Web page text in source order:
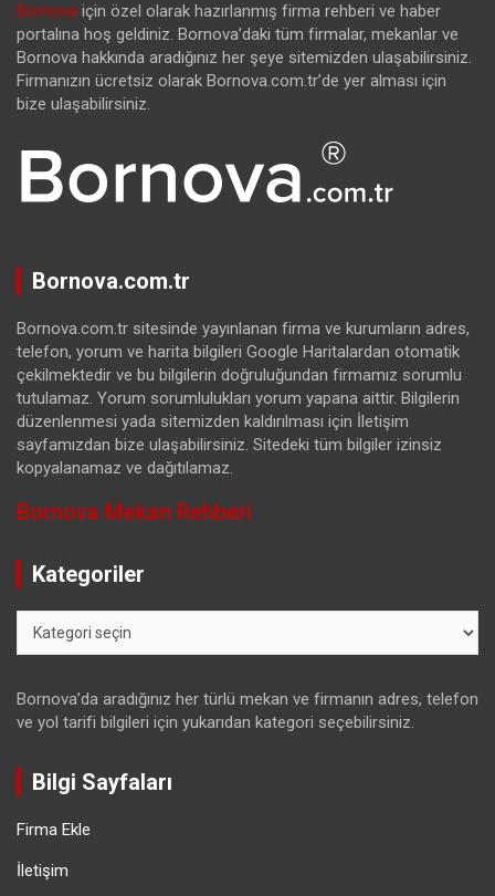
Bornova için özel olarak hazırlanmış firma rehberi ve haber
portalına hoş geldiniz. Bornova’daki tüm firmalar, mekanlar ve
Bornova hakkında aradığınız her şeye sitemizden ulaşabilirsiniz.
Firmanızın ücretsiz olarak Bornova.com.tr’de yer alması için
bize ulaşabilirsiniz.
Bornova.com.tr
Bornova.com.tr sitesinde yayınlanan firma ve kurumların adres,
telefon, yorum ve harita bilgileri Google Haritalardan otomatik
çekilmektedir ve bu bilgilerin doğruluğundan firmamız sorumlu
tutulamaz. Yorum sorumlulukları yorum yapana aittir. Bilgilerin
düzenlenmesi yada sitemizden kaldırılması için İletişim
sayfamızdan bize ulaşabilirsiniz. Sitedeki tüm bilgiler izinsiz
kopyalanamaz ve dağıtılamaz.
Bornova Mekan Rehberi
Kategoriler
Bornova’da aradığınız her türlü mekan ve firmanın adres, telefon
ve yol tarifi bilgileri için yukarıdan kategori seçebilirsiniz.
Bilgi Sayfaları
Firma Ekle
İletişim